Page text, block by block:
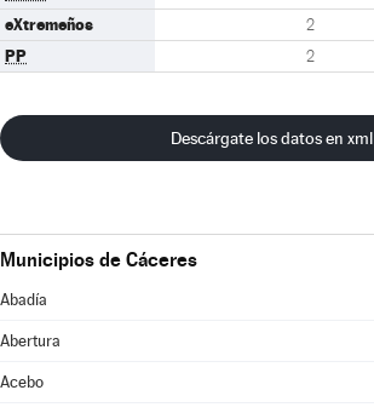
eXtremeños 2
PP 2
Descárgate los datos en xml
Municipios de Cáceres
Abadía
Abertura
Acebo